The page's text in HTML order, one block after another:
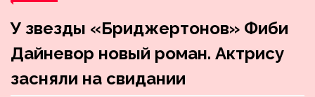
У звезды «Бриджертонов» Фиби
Дайневор новый роман. Актрису
засняли на свидании